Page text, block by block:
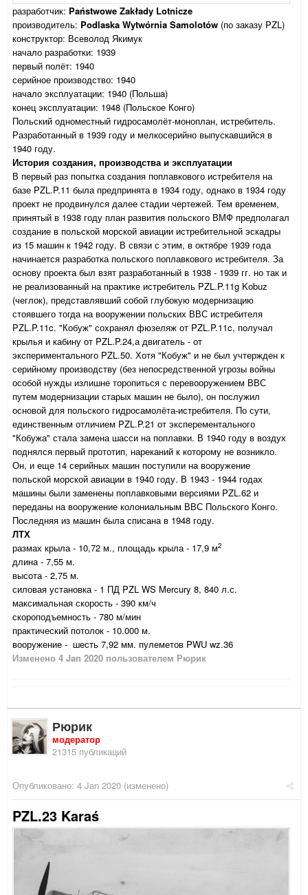
разработчик: Państwowe Zakłady Lotnicze
производитель: Podlaska Wytwórnia Samolotów (по заказу PZL)
конструктор: Всеволод Якимук
начало разработки: 1939
первый полёт: 1940
серийное производство: 1940
начало эксплуатации: 1940 (Польша)
конец эксплуатации: 1948 (Польское Конго)
Польский одноместный гидросамолёт-моноплан, истребитель.
Разработанный в 1939 году и мелкосерийно выпускавшийся в
1940 году.
История создания, производства и эксплуатации
В первый раз попытка создания поплавкового истребителя на
базе PZL.P.11 была предпринята в 1934 году, однако в 1934 году
проект не продвинулся далее стадии чертежей. Тем временем,
принятый в 1938 году план развития польского ВМФ предполагал
создание в польской морской авиации истребительной эскадры
из 15 машин к 1942 году. В связи с этим, в октябре 1939 года
начинается разработка польского поплавкового истребителя. За
основу проекта был взят разработанный в 1938 - 1939 гг. но так и
не реализованный на практике истребитель PZL.P.11g Kobuz
(чеглок), представлявший собой глубокую модернизацию
стоявшего тогда на вооружении польских ВВС истребителя
PZL.P.11c. "Кобуж" сохранял фюзеляж от PZL.P.11c, получал
крылья и кабину от PZL.P.24,а двигатель - от
экспериментального PZL.50. Хотя "Кобуж" и не был учтержден к
серийному производству (без непосредственной угрозы войны
особой нужды излишне торопиться с перевооружением ВВС
путем модернизации старых машин не было), он послужил
основой для польского гидросамолёта-истребителя. По сути,
единственным отличием PZL.P.21 от эксперементального
"Кобужа" стала замена шасси на поплавки. В 1940 году в воздух
поднялся первый прототип, нареканий к которому не возникло.
Он, и еще 14 серийных машин поступили на вооружение
польской морской авиации в 1940 году. В 1943 - 1944 годах
машины были заменены поплавковыми версиями PZL.62 и
переданы на вооружение колониальным ВВС Польского Конго.
Последняя из машин была списана в 1948 году.
ЛТХ
размах крыла - 10,72 м., площадь крыла - 17,9 м2
длина - 7,55 м.
высота - 2,75 м.
силовая установка - 1 ПД PZL WS Mercury 8, 840 л.с.
максимальная скорость - 390 км/ч
скороподъемность - 780 м/мин
практический потолок - 10.000 м.
вооружение - шесть 7,92 мм. пулеметов PWU wz.36
Изменено 4 Jan 2020 пользователем Рюрик
Рюрик
модератор
21315 публикаций
Опубликовано: 4 Jan 2020 (изменено)
PZL.23 Karaś